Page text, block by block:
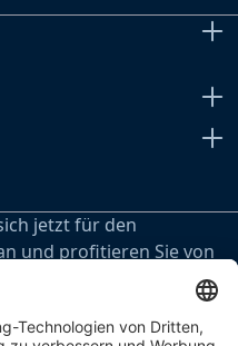
jetzt für den
und profitieren Sie von
erscheinenden